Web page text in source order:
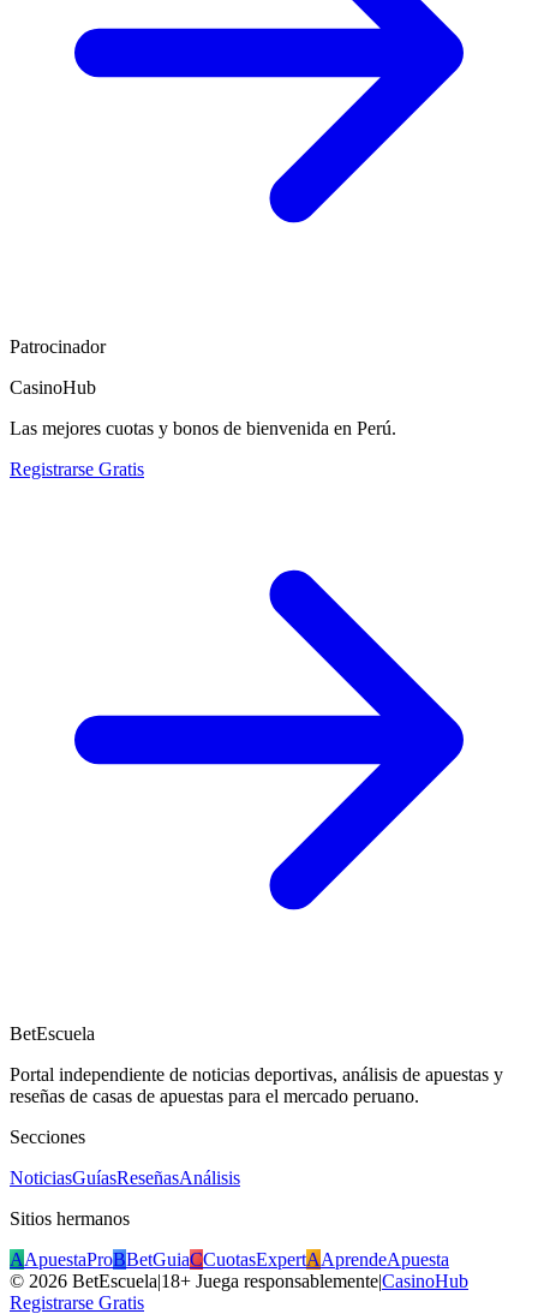
Patrocinador
CasinoHub
Las mejores cuotas y bonos de bienvenida en Perú.
Registrarse Gratis
BetEscuela
Portal independiente de noticias deportivas, análisis de apuestas y
reseñas de casas de apuestas para el mercado peruano.
Secciones
NoticiasGuíasReseñasAnálisis
Sitios hermanos
AApuestaProBBetGuiaCCuotasExpertAAprendeApuesta
© 2026 BetEscuela|18+ Juega responsablemente|CasinoHub
Registrarse Gratis